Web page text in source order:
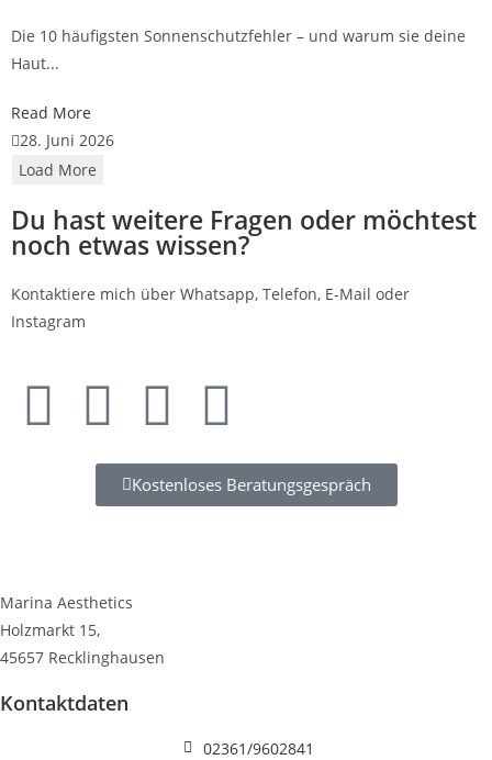
Die 10 häufigsten Sonnenschutzfehler – und warum sie deine
Haut...
Read More
28. Juni 2026
Load More
Du hast weitere Fragen oder möchtest
noch etwas wissen?
Kontaktiere mich über Whatsapp, Telefon, E-Mail oder
Instagram
Kostenloses Beratungsgespräch
Marina Aesthetics
Holzmarkt 15,
45657 Recklinghausen
Kontaktdaten
02361/9602841